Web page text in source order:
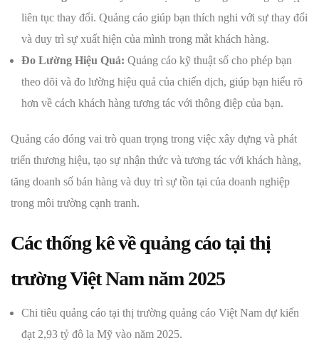
liên tục thay đổi. Quảng cáo giúp bạn thích nghi với sự thay đổi
và duy trì sự xuất hiện của mình trong mắt khách hàng.
Đo Lường Hiệu Quả: Quảng cáo kỹ thuật số cho phép bạn
theo dõi và đo lường hiệu quả của chiến dịch, giúp bạn hiểu rõ
hơn về cách khách hàng tương tác với thông điệp của bạn.
Quảng cáo đóng vai trò quan trọng trong việc xây dựng và phát
triển thương hiệu, tạo sự nhận thức và tương tác với khách hàng,
tăng doanh số bán hàng và duy trì sự tồn tại của doanh nghiệp
trong môi trường cạnh tranh.
Các thống kê về quảng cáo tại thị
trường Việt Nam năm 2025
Chi tiêu quảng cáo tại thị trường quảng cáo Việt Nam dự kiến ​​
đạt 2,93 tỷ đô la Mỹ vào năm 2025.